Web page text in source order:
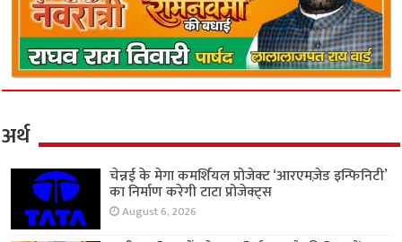
अर्थ
चेन्नई के मेगा कमर्शियल प्रोजेक्ट ‘आरएमज़ेड इन्फिनिटी’
का निर्माण करेगी टाटा प्रोजेक्ट्स
August 6, 2026